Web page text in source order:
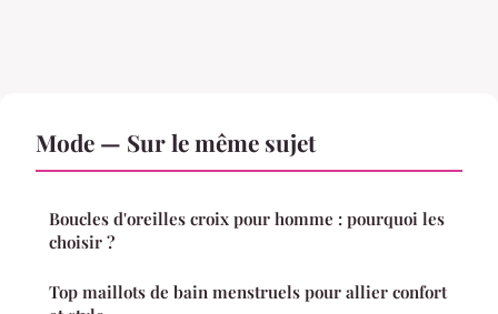
Mode — Sur le même sujet
Boucles d'oreilles croix pour homme : pourquoi les
choisir ?
Top maillots de bain menstruels pour allier confort